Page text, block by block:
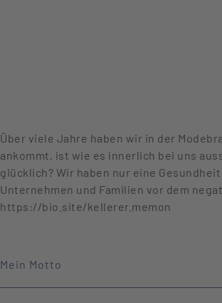
Über viele Jahre haben wir in der
ankommt, ist wie es innerlich bei uns
glücklich? Wir haben nur eine
Unternehmen und Familien vor dem
https://bio.site/kellerer.memon
Mein Motto